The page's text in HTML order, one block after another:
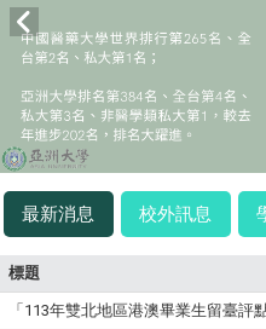
最新消息 校外訊息
標題
「113年雙北地區港澳畢業生留臺評